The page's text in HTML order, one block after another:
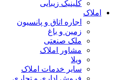
کلینیک زیبایی
املاک
اجاره اتاق و پانسیون
زمین و باغ
ملک صنعتی
مشاور املاک
ویلا
سایر خدمات املاک